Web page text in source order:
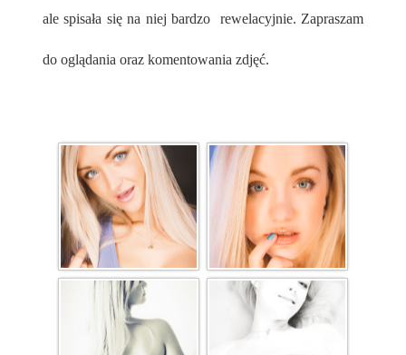
ale spisała się na niej bardzo rewelacyjnie. Zapraszam
do oglądania oraz komentowania zdjęć.